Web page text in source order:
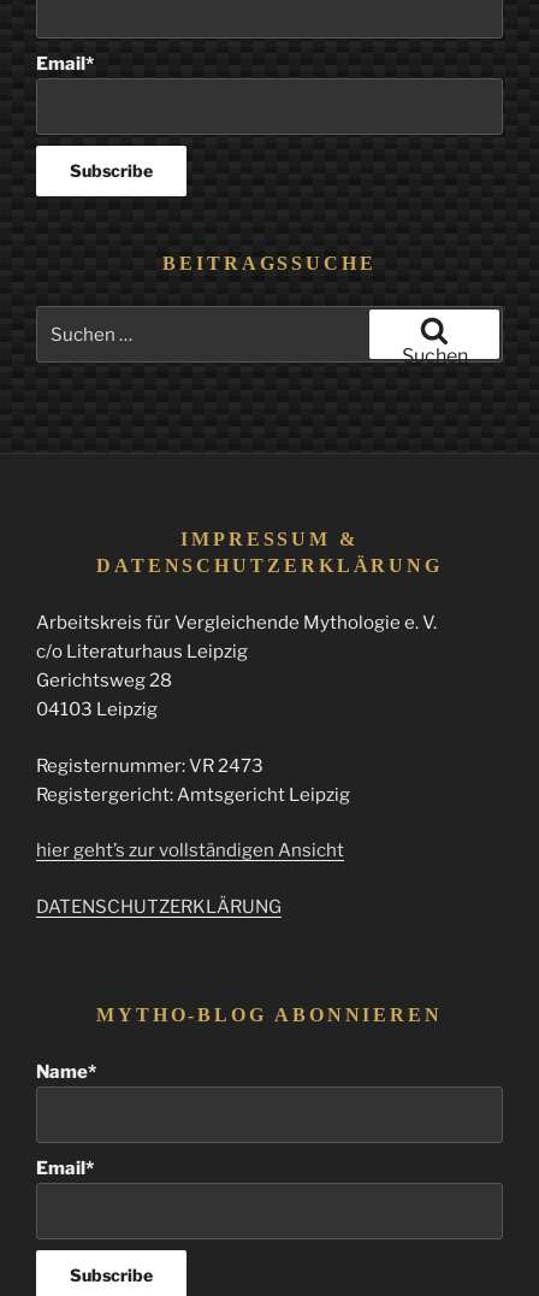
Email*
BEITRAGSSUCHE
nach:
Suchen
IMPRESSUM &
DATENSCHUTZERKLÄRUNG
Arbeitskreis für Vergleichende Mythologie e. V.
c/o Literaturhaus Leipzig
Gerichtsweg 28
04103 Leipzig
Registernummer: VR 2473
Registergericht: Amtsgericht Leipzig
hier geht’s zur vollständigen Ansicht
DATENSCHUTZERKLÄRUNG
MYTHO-BLOG ABONNIEREN
Name*
Email*